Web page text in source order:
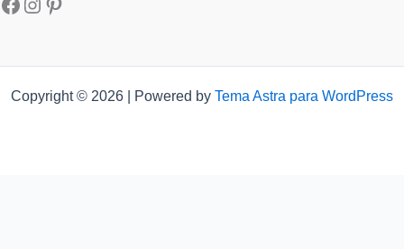
Copyright © 2026 | Powered by Tema Astra para WordPress